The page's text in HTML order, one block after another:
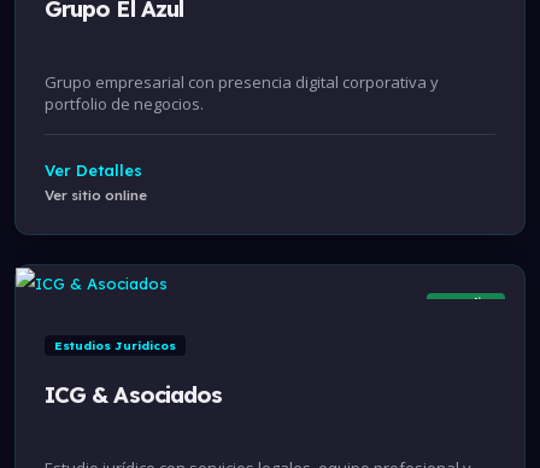
Grupo El Azul
Grupo empresarial con presencia digital corporativa y
portfolio de negocios.
Ver Detalles
Ver sitio online
Online
Estudios Jurídicos
ICG & Asociados